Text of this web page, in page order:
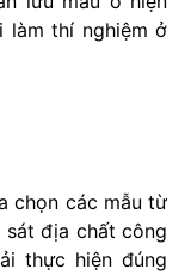
làm thí nghiệm ở
chọn các mẫu từ
địa chất công
thực hiện đúng